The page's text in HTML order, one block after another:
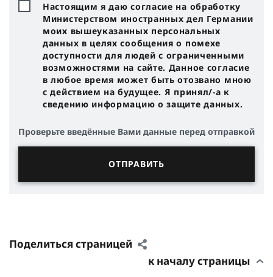
Настоящим я даю согласие на обработку
Министерством иностранных дел Германии
моих вышеуказанных персональных
данных в целях сообщения о помехе
доступности для людей с ограниченными
возможностями на сайте. Данное согласие
в любое время может быть отозвано мною
с действием на будущее. Я принял/-a к
сведению информацию о защите данных.
Проверьте введённые Вами данные перед отправкой
Поделиться страницей
к началу страницы